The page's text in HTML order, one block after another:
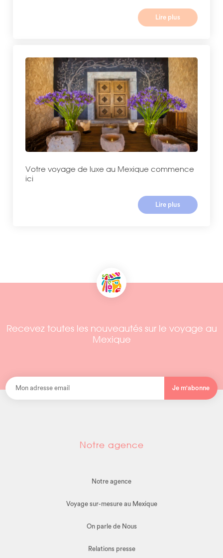
Lire plus
Votre voyage de luxe au Mexique commence
ici
Lire plus
Recevez toutes les nouveautés sur le voyage au
Mexique
Je m'abonne
Notre agence
Notre agence
Voyage sur-mesure au Mexique
On parle de Nous
Relations presse